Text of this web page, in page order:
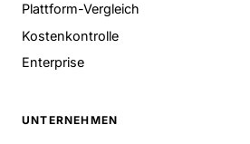
Plattform-Vergleich
Kostenkontrolle
Enterprise
UNTERNEHMEN